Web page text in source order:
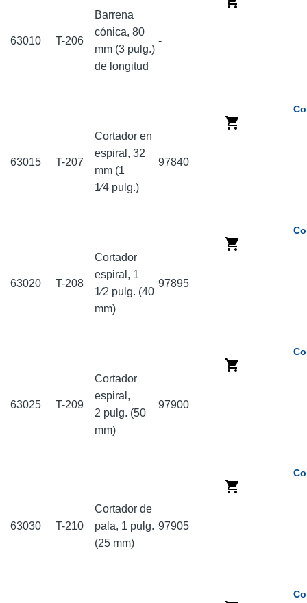
63010 T-206
Barrena
cónica, 80
mm (3 pulg.)
de longitud
-
63015 T-207
Cortador en
espiral, 32
mm (1
1⁄4 pulg.)
97840
63020 T-208
Cortador
espiral, 1
1⁄2 pulg. (40
mm)
97895
63025 T-209
Cortador
espiral,
2 pulg. (50
mm)
97900
63030 T-210
Cortador de
pala, 1 pulg.
(25 mm)
97905